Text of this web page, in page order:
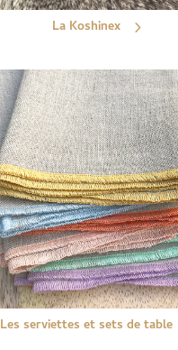
La Koshinex
Les serviettes et sets de table